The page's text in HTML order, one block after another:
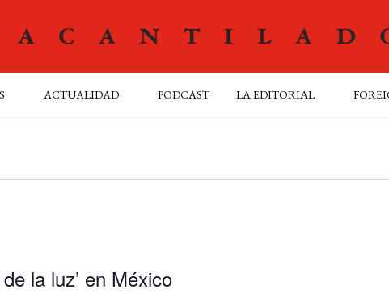
ACTUALIDAD PODCAST LA EDITORIAL
la luz’ en México